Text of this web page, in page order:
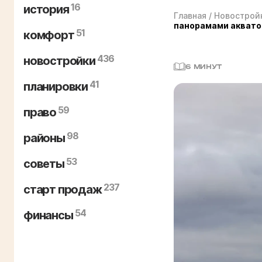
история16
комфорт 51
новостройки 436
планировки 41
право 59
районы 98
советы 53
старт продаж 237
финансы 54
Главная /
панорамами
6 МИНУТ